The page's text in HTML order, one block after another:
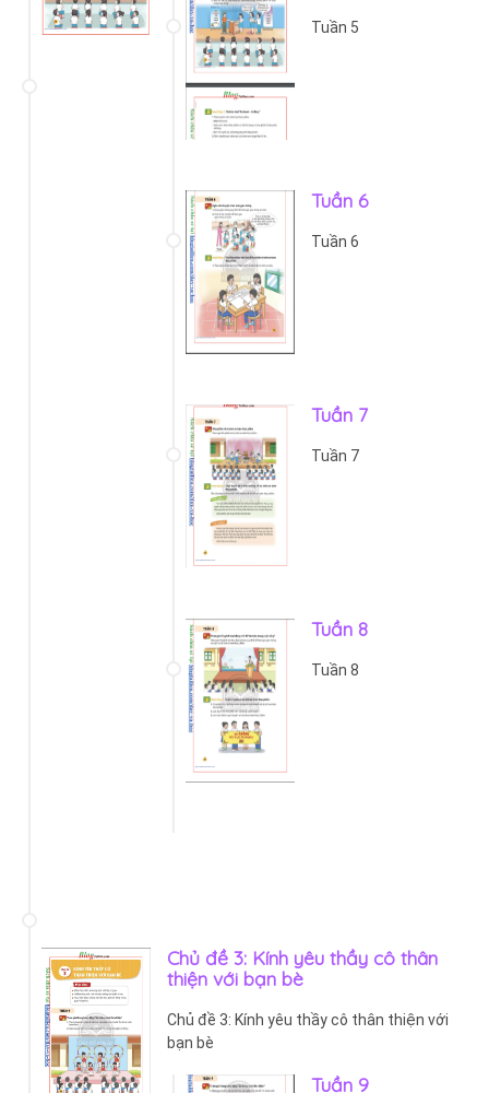
Tuần 5
Tuần 6
Tuần 6
Tuần 7
Tuần 7
Tuần 8
Tuần 8
Chủ đề 3: Kính yêu thầy cô thân
thiện với bạn bè
Chủ đề 3: Kính yêu thầy cô thân thiện với
bạn bè
Tuần 9